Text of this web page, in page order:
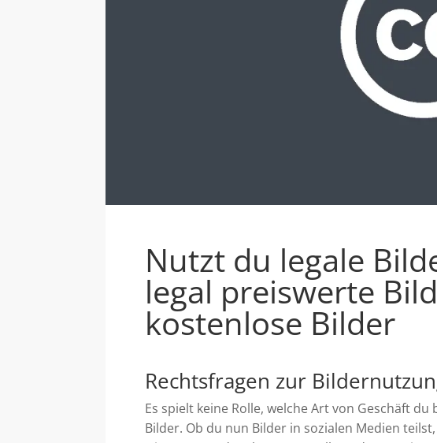
Nutzt du legale
legal preiswerte
kostenlose Bilder
Rechtsfragen zur
Es spielt keine Rolle, welche Art von Geschäft
Bilder. Ob du nun Bilder in sozialen Medien